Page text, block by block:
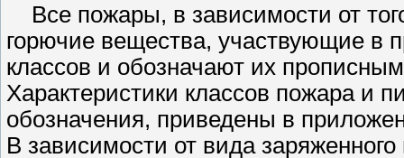
Все пожары, в зависимости от
горючие вещества, участвующие в
классов и обозначают их
Характеристики классов пожара и
обозначения, приведены в
В зависимости от вида